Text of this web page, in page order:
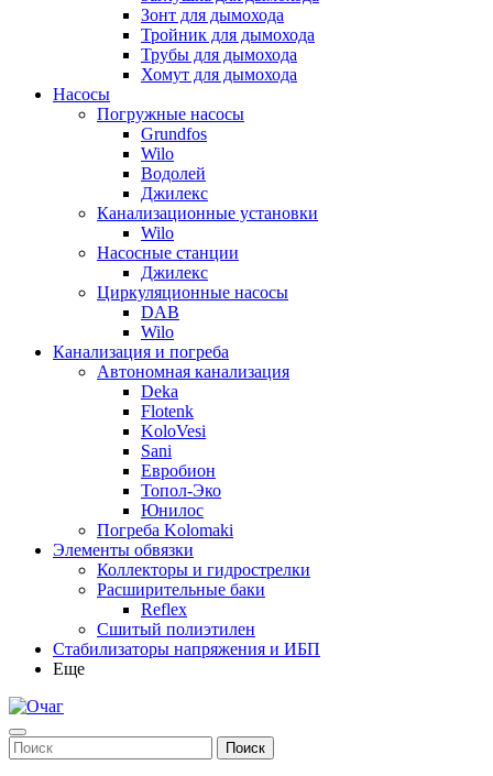
Зонт для дымохода
Тройник для дымохода
Трубы для дымохода
Хомут для дымохода
Насосы
Погружные насосы
Grundfos
Wilo
Водолей
Джилекс
Канализационные установки
Wilo
Насосные станции
Джилекс
Циркуляционные насосы
DAB
Wilo
Канализация и погреба
Автономная канализация
Deka
Flotenk
KoloVesi
Sani
Евробион
Топол-Эко
Юнилос
Погреба Kolomaki
Элементы обвязки
Коллекторы и гидрострелки
Расширительные баки
Reflex
Сшитый полиэтилен
Стабилизаторы напряжения и ИБП
Еще